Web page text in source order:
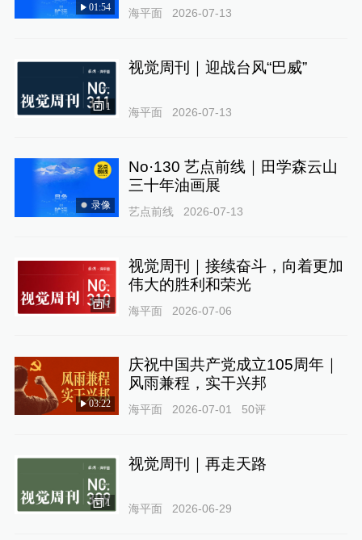
01:54 海平面 2026-07-13
1
视觉周刊｜迎战台风“巴威”
海平面 2026-07-13
录像
No·130 艺点前线｜田学森云山
三十年油画展
艺点前线 2026-07-13
1
视觉周刊｜接续奋斗，向着更加
伟大的胜利和荣光
海平面 2026-07-06
03:22
庆祝中国共产党成立105周年｜
风雨兼程，实干兴邦
海平面 2026-07-01 50评
1
视觉周刊｜再走天路
海平面 2026-06-29